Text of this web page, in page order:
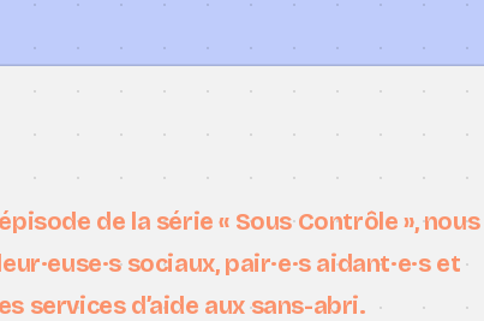
de la série « Sous Contrôle », nous
sociaux, pair·e·s aidant·e·s et
services d’aide aux sans-abri.